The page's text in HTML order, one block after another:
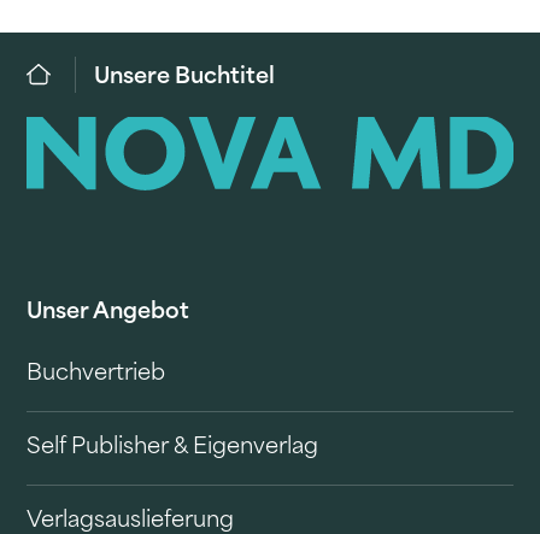
Unsere Buchtitel
Unser Angebot
Buchvertrieb
Self Publisher & Eigenverlag
Verlagsauslieferung